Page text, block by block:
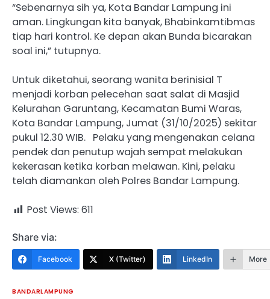
“Sebenarnya sih ya, Kota Bandar Lampung ini
aman. Lingkungan kita banyak, Bhabinkamtibmas
tiap hari kontrol. Ke depan akan Bunda bicarakan
soal ini,” tutupnya.
Untuk diketahui, seorang wanita berinisial T
menjadi korban pelecehan saat salat di Masjid
Kelurahan Garuntang, Kecamatan Bumi Waras,
Kota Bandar Lampung, Jumat (31/10/2025) sekitar
pukul 12.30 WIB. Pelaku yang mengenakan celana
pendek dan penutup wajah sempat melakukan
kekerasan ketika korban melawan. Kini, pelaku
telah diamankan oleh Polres Bandar Lampung.
Post Views: 611
Share via:
Facebook X (Twitter) LinkedIn More
BANDARLAMPUNG